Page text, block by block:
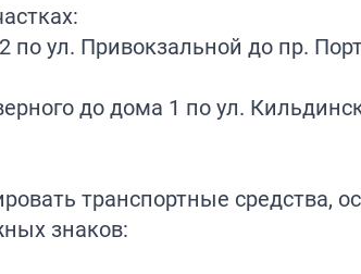
ул. Привокзальной до пр.
до дома 1 по ул.
транспортные средства,
знаков: